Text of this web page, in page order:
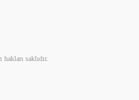
saklıdır.